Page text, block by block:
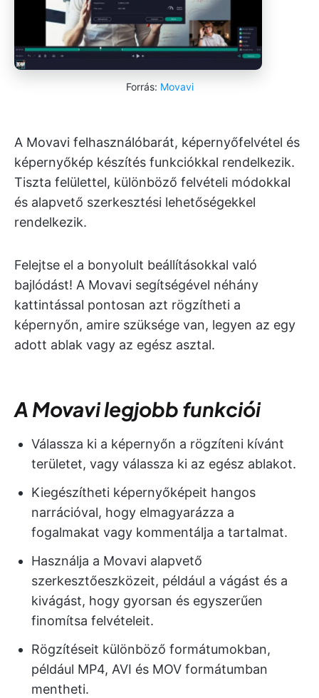
Forrás: Movavi
A Movavi felhasználóbarát, képernyőfelvétel és
képernyőkép készítés funkciókkal rendelkezik.
Tiszta felülettel, különböző felvételi módokkal
és alapvető szerkesztési lehetőségekkel
rendelkezik.
Felejtse el a bonyolult beállításokkal való
bajlódást! A Movavi segítségével néhány
kattintással pontosan azt rögzítheti a
képernyőn, amire szüksége van, legyen az egy
adott ablak vagy az egész asztal.
A Movavi legjobb funkciói
Válassza ki a képernyőn a rögzíteni kívánt
területet, vagy válassza ki az egész ablakot.
Kiegészítheti képernyőképeit hangos
narrációval, hogy elmagyarázza a
fogalmakat vagy kommentálja a tartalmat.
Használja a Movavi alapvető
szerkesztőeszközeit, például a vágást és a
kivágást, hogy gyorsan és egyszerűen
finomítsa felvételeit.
Rögzítéseit különböző formátumokban,
például MP4, AVI és MOV formátumban
mentheti.